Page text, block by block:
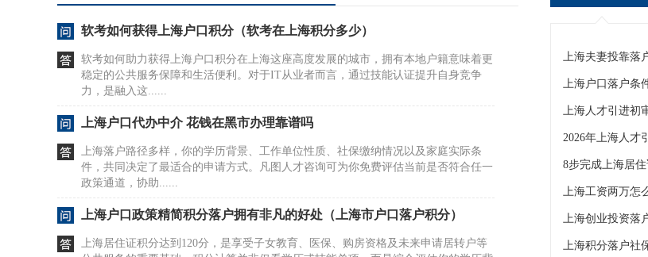
软考如何获得上海户口积分（软考在上海积分多少）
软考如何助力获得上海户口积分在上海这座高度发展的城市，拥有本地户籍意味着更
稳定的公共服务保障和生活便利。对于IT从业者而言，通过技能认证提升自身竞争
力，是融入这......
上海户口代办中介 花钱在黑市办理靠谱吗
上海落户路径多样，你的学历背景、工作单位性质、社保缴纳情况以及家庭实际条
件，共同决定了最适合的申请方式。凡图人才咨询可为你免费评估当前是否符合任一
政策通道，协助......
上海户口政策精简积分落户拥有非凡的好处（上海市户口落户积分）
上海居住证积分达到120分，是享受子女教育、医保、购房资格及未来申请居转户等
上海夫妻投靠落
上海户口落户条
上海人才引进初
2026年上海人才
上海工资两万怎
上海积分落户社